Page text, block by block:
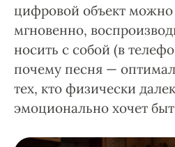
цифровой объект можно
мгновенно,
носить с собой (в
почему песня —
тех, кто физически
эмоционально хочет